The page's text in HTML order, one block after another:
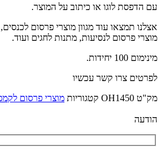
עם הדפסת לוגו או כיתוב על המוצר.
אצלנו תמצאו עוד מגוון מוצרי פרסום
מוצרי פרסום לנסיעות, מתנות לחגים ועוד.
מינימום 100 יחידות.
לפרטים צרו קשר עכשיו
מק"ט OH1450 קטגוריות מוצרי פרסום
הודעה